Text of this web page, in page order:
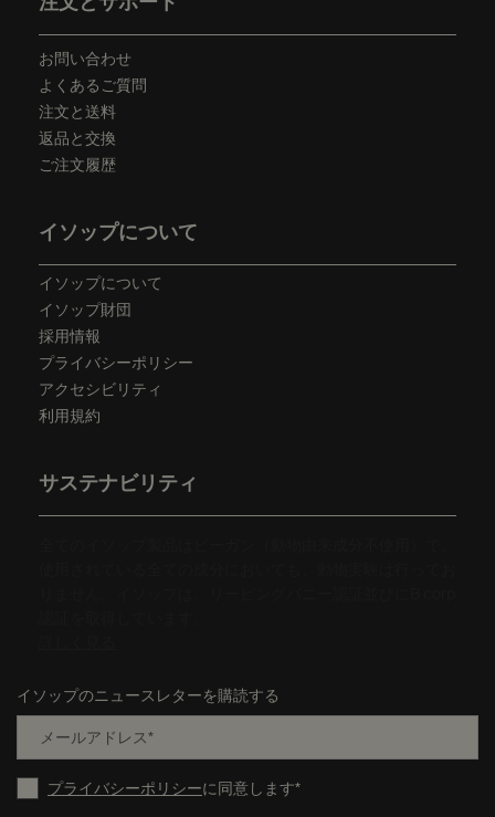
お問い合わせ
よくあるご質問
注文と送料
返品と交換
ご注文履歴
イソップについて
イソップについて
イソップ財団
採用情報
プライバシーポリシー
アクセシビリティ
利用規約
サステナビリティ
イソップのニュースレターを購読する
メールアドレス*
プライバシーポリシーに同意します*